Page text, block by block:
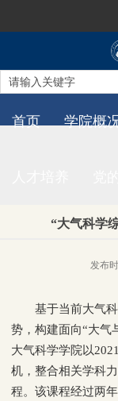
首页 学院概
“大气科学
发布
基于当前大气
势，构建面向“大气
大气科学学院以2021
机，整合相关学科
程。该课程经过两